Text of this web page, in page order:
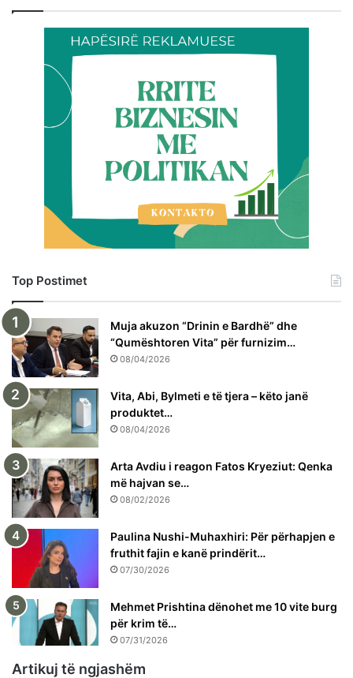
Top Postimet
Muja akuzon “Drinin e Bardhë” dhe
“Qumështoren Vita” për furnizim…
08/04/2026
Vita, Abi, Bylmeti e të tjera – këto janë
produktet…
08/04/2026
Arta Avdiu i reagon Fatos Kryeziut: Qenka
më hajvan se…
08/02/2026
Paulina Nushi-Muhaxhiri: Për përhapjen e
fruthit fajin e kanë prindërit…
07/30/2026
Mehmet Prishtina dënohet me 10 vite burg
për krim të…
07/31/2026
Artikuj të ngjashëm